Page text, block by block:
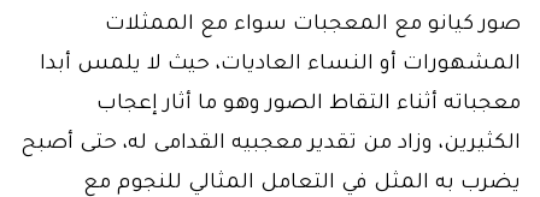
صور كيانو مع المعجبات سواء مع الممثلات
المشهورات أو النساء العاديات، حيث لا يلمس أبدا
معجباته أثناء التقاط الصور وهو ما أثار إعجاب
الكثيرين، وزاد من تقدير معجبيه القدامى له، حتى أصبح
يضرب به المثل في التعامل المثالي للنجوم مع